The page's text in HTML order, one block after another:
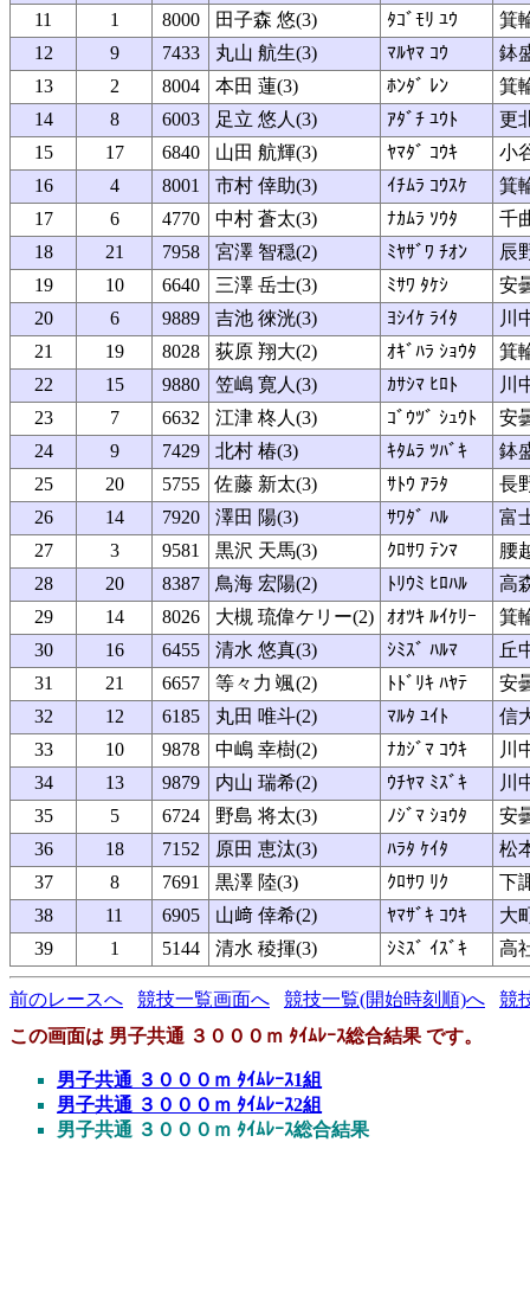
11
1 8000 田子森 悠(3) ﾀｺﾞﾓﾘ ﾕｳ
箕
12
9 7433 丸山 航生(3) ﾏﾙﾔﾏ ｺｳ
鉢
13
2 8004 本田 蓮(3) ﾎﾝﾀﾞ ﾚﾝ
箕
14
8 6003 足立 悠人(3) ｱﾀﾞﾁ ﾕｳﾄ
更
15
17 6840 山田 航輝(3) ﾔﾏﾀﾞ ｺｳｷ
小
16
4 8001 市村 倖助(3) ｲﾁﾑﾗ ｺｳｽｹ
箕
17
6 4770 中村 蒼太(3) ﾅｶﾑﾗ ｿｳﾀ
千
18
21 7958 宮澤 智穏(2) ﾐﾔｻﾞﾜ ﾁｵﾝ
辰
19
10 6640 三澤 岳士(3) ﾐｻﾜ ﾀｹｼ
安
20
6 9889 吉池 徠洸(3) ﾖｼｲｹ ﾗｲﾀ
川
21
19 8028 荻原 翔大(2) ｵｷﾞﾊﾗ ｼｮｳﾀ
箕
22
15 9880 笠嶋 寛人(3) ｶｻｼﾏ ﾋﾛﾄ
川
23
7 6632 江津 柊人(3) ｺﾞｳﾂﾞ ｼｭｳﾄ
安
24
9 7429 北村 椿(3) ｷﾀﾑﾗ ﾂﾊﾞｷ
鉢
25
20 5755 佐藤 新太(3) ｻﾄｳ ｱﾗﾀ
長
26
14 7920 澤田 陽(3) ｻﾜﾀﾞ ﾊﾙ
富
27
3 9581 黒沢 天馬(3) ｸﾛｻﾜ ﾃﾝﾏ
腰
28
20 8387 鳥海 宏陽(2) ﾄﾘｳﾐ ﾋﾛﾊﾙ
高
29
14 8026 大槻 琉偉ケリー(2) ｵｵﾂｷ ﾙｲｹﾘｰ
箕
30
16 6455 清水 悠真(3) ｼﾐｽﾞ ﾊﾙﾏ
丘
31
21 6657 等々力 颯(2) ﾄﾄﾞﾘｷ ﾊﾔﾃ
安
32
12 6185 丸田 唯斗(2) ﾏﾙﾀ ﾕｲﾄ
信
33
10 9878 中嶋 幸樹(2) ﾅｶｼﾞﾏ ｺｳｷ
川
34
13 9879 内山 瑞希(2) ｳﾁﾔﾏ ﾐｽﾞｷ
川
35
5 6724 野島 将太(3) ﾉｼﾞﾏ ｼｮｳﾀ
安
36
18 7152 原田 恵汰(3) ﾊﾗﾀ ｹｲﾀ
松
37
8 7691 黒澤 陸(3) ｸﾛｻﾜ ﾘｸ
下
38
11 6905 山﨑 倖希(2) ﾔﾏｻﾞｷ ｺｳｷ
大
39
1 5144 清水 稜揮(3) ｼﾐｽﾞ ｲｽﾞｷ 高
前のレースへ 競技一覧画面へ 競技一覧(開始時刻順)へ
競
この画面は 男子共通 ３０００ｍ ﾀｲﾑﾚｰｽ総合結果 です。
男子共通 ３０００ｍ ﾀｲﾑﾚｰｽ1組
男子共通 ３０００ｍ ﾀｲﾑﾚｰｽ2組
男子共通 ３０００ｍ ﾀｲﾑﾚｰｽ総合結果